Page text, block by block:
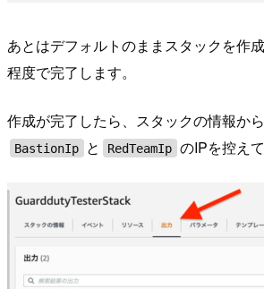
あとはデフォルトのままスタックを作
程度で完了します。
作成が完了したら、スタックの情報か
BastionIp と RedTeamIp のIPを控え